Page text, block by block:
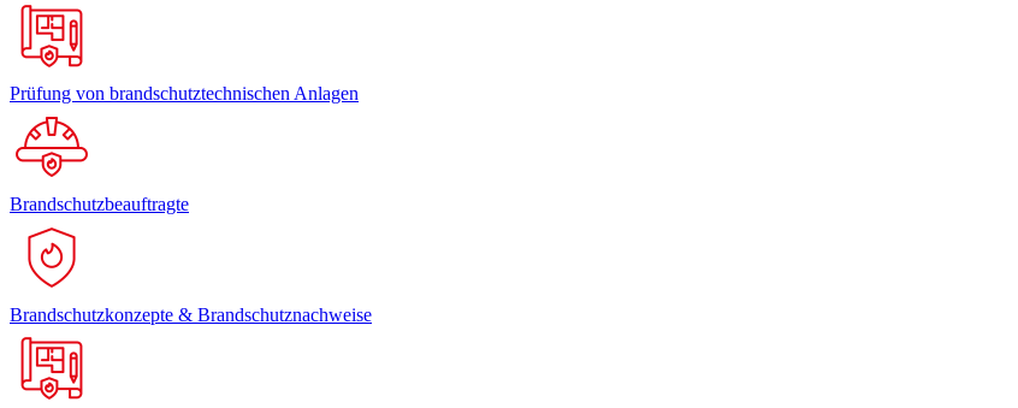
Prüfung von brandschutztechnischen Anlagen
Brandschutzbeauftragte
Brandschutzkonzepte & Brandschutznachweise